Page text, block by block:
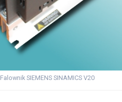
Falownik SIEMENS SINAMICS V20